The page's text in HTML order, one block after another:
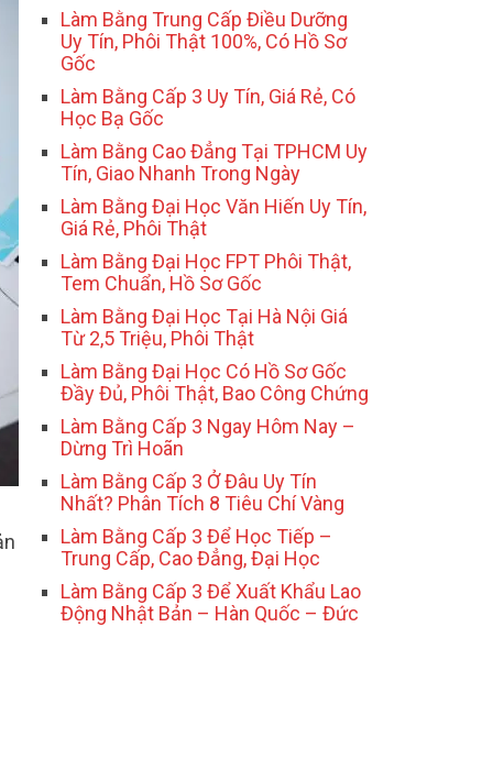
Làm Bằng Trung Cấp Điều Dưỡng
Uy Tín, Phôi Thật 100%, Có Hồ Sơ
Gốc
Làm Bằng Cấp 3 Uy Tín, Giá Rẻ, Có
Học Bạ Gốc
Làm Bằng Cao Đẳng Tại TPHCM Uy
Tín, Giao Nhanh Trong Ngày
Làm Bằng Đại Học Văn Hiến Uy Tín,
Giá Rẻ, Phôi Thật
Làm Bằng Đại Học FPT Phôi Thật,
Tem Chuẩn, Hồ Sơ Gốc
Làm Bằng Đại Học Tại Hà Nội Giá
Từ 2,5 Triệu, Phôi Thật
Làm Bằng Đại Học Có Hồ Sơ Gốc
Đầy Đủ, Phôi Thật, Bao Công Chứng
Làm Bằng Cấp 3 Ngay Hôm Nay –
Dừng Trì Hoãn
Làm Bằng Cấp 3 Ở Đâu Uy Tín
Nhất? Phân Tích 8 Tiêu Chí Vàng
Làm Bằng Cấp 3 Để Học Tiếp –
Trung Cấp, Cao Đẳng, Đại Học
Làm Bằng Cấp 3 Để Xuất Khẩu Lao
Động Nhật Bản – Hàn Quốc – Đức